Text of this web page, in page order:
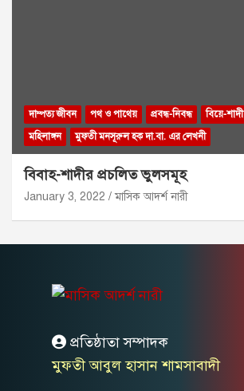
দাম্পত্য জীবন পথ ও পাথেয় প্রবন্ধ-নিবন্ধ বিয়ে-শাদী
মহিলাঙ্গন
মুফতী মনসূরুল হক দা.বা. এর লেখনী
বিবাহ-শাদীর প্রচলিত ভুলসমূহ
January 3, 2022 মাসিক আদর্শ নারী
প্রতিষ্ঠাতা সম্পাদক
মুফতী আবুল হাসান শামসাবাদী